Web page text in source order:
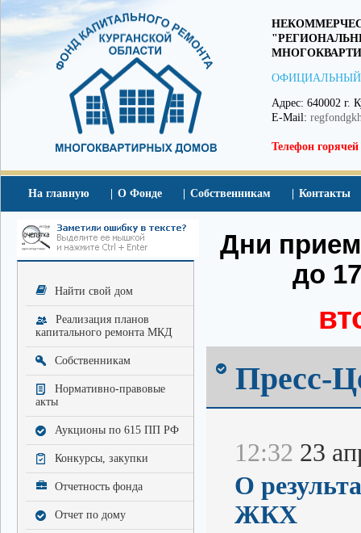
ОФИЦИАЛЬНЫЙ
Адрес: 640002 г.
E-Mail:
Телефон
На главную О Фонде Собственникам Контакты
Найти свой дом
Реализация планов
капитального ремонта МКД
Собственникам
Нормативно-правовые
акты
Аукционы по 615 ПП РФ
Конкурсы, закупки
Отчетность фонда
Отчет по дому
Дни
до
Пресс-
12:32 23
О
ЖКХ